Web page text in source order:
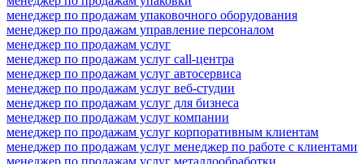
менеджер по продажам упаковочного оборудования
менеджер по продажам управление персоналом
менеджер по продажам услуг
менеджер по продажам услуг call-центра
менеджер по продажам услуг автосервиса
менеджер по продажам услуг веб-студии
менеджер по продажам услуг для бизнеса
менеджер по продажам услуг компании
менеджер по продажам услуг корпоративным клиентам
менеджер по продажам услуг менеджер по работе с клиентами
менеджер по продажам услуг металлообработки